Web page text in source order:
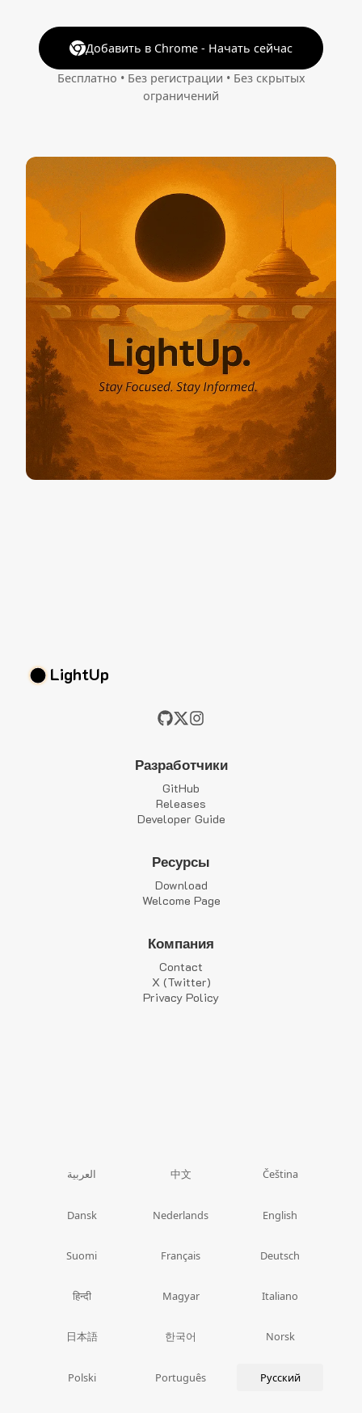
Добавить в Chrome - Начать сейчас
Бесплатно • Без регистрации • Без скрытых
ограничений
LightUp
Разработчики
GitHub
Releases
Developer Guide
Ресурсы
Download
Welcome Page
Компания
Contact
X (Twitter)
Privacy Policy
العربية 中文 Čeština
Dansk Nederlands English
Suomi Français Deutsch
हिन्दी Magyar Italiano
日本語 한국어 Norsk
Polski Português Русский